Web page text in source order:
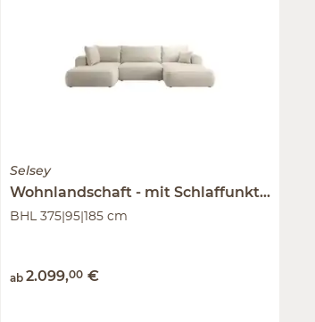
Selsey
Wohnlandschaft mit Schlaffunktion
BHL 375|95|185 cm
ab 2.099,00 €